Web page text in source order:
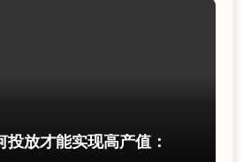
投放才能实现高产值：